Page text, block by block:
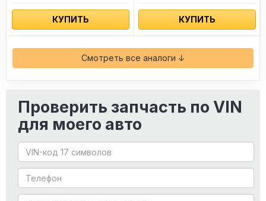
КУПИТЬ КУПИТЬ
Смотреть все аналоги ↓
Проверить запчасть по VIN
для моего авто